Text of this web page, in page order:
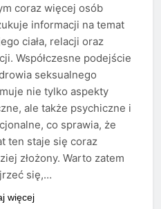
coraz więcej osób
informacji na temat
ciała, relacji oraz
Współczesne podejście
seksualnego
nie tylko aspekty
ale także psychiczne i
co sprawia, że
ten staje się coraz
złożony. Warto zatem
się,…
więcej